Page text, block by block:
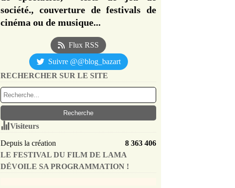
société., couverture de festivals de
cinéma ou de musique...
Flux RSS
Suivre @@blog_bazart
RECHERCHER SUR LE SITE
Visiteurs
Depuis la création
8 363 406
LE FESTIVAL DU FILM DE LAMA
DÉVOILE SA PROGRAMMATION !